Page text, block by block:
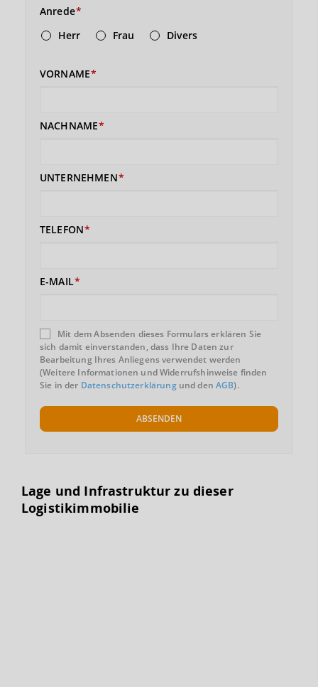
Anrede
Herr
Frau Divers
VORNAME
NACHNAME
UNTERNEHMEN
TELEFON
E-MAIL
Mit dem Absenden dieses Formulars erklären Sie
sich damit einverstanden, dass Ihre Daten zur
Bearbeitung Ihres Anliegens verwendet werden
(Weitere Informationen und Widerrufshinweise finden
Sie in der Datenschutzerklärungund denAGB).
ABSENDEN
Lage und Infrastruktur zu dieser
Logistikimmobilie